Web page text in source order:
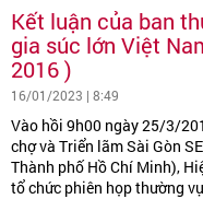
Kết luận của ban
gia súc lớn Việt
2016 )
16/01/2023 | 8:49
Vào hồi 9h00 ngày 25/3/
chợ và Triển lãm Sài Gòn
Thành phố Hồ Chí Minh),
tổ chức phiên họp thường